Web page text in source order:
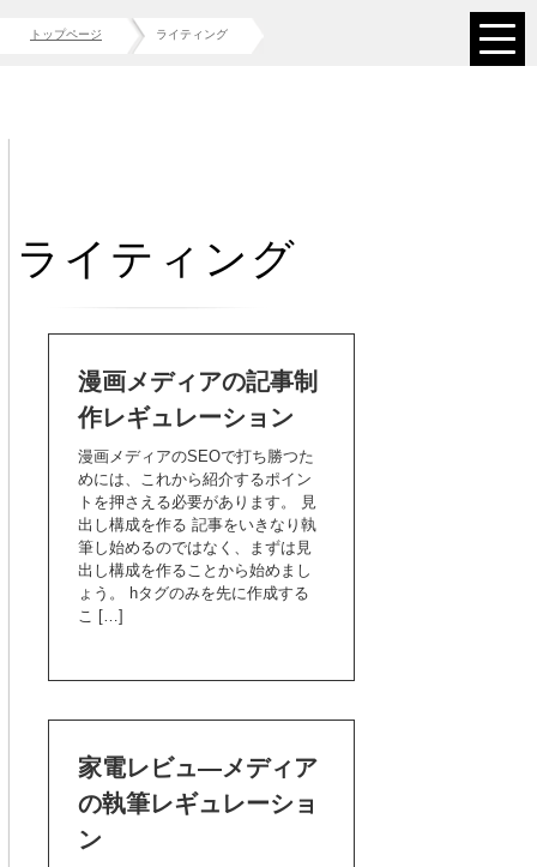
トップページ ライティング
ライティング
漫画メディアの記事制
作レギュレーション
漫画メディアのSEOで打ち勝つた
めには、これから紹介するポイン
トを押さえる必要があります。 見
出し構成を作る 記事をいきなり執
筆し始めるのではなく、まずは見
出し構成を作ることから始めまし
ょう。 hタグのみを先に作成する
こ […]
家電レビュ―メディア
の執筆レギュレーショ
ン